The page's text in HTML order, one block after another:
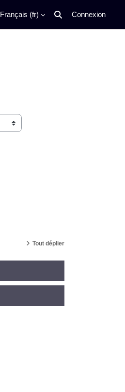
Français ‎(fr)‎
Activer/désactiver la
Connexion
Tout déplier